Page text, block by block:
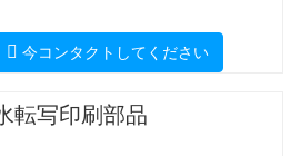
今コンタクトしてください
転写印刷部品